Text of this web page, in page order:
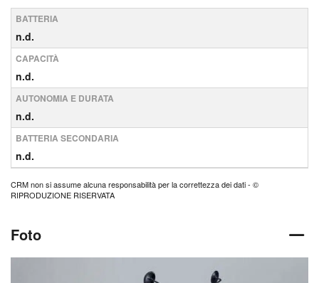
BATTERIA
n.d.
CAPACITÀ
n.d.
AUTONOMIA E DURATA
n.d.
BATTERIA SECONDARIA
n.d.
CRM non si assume alcuna responsabilità per la correttezza dei dati - ©
RIPRODUZIONE RISERVATA
Foto